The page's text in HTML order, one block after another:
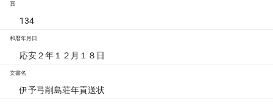
頁
134
和暦年月日
応安２年１２月１８日
文書名
伊予弓削島荘年貢送状